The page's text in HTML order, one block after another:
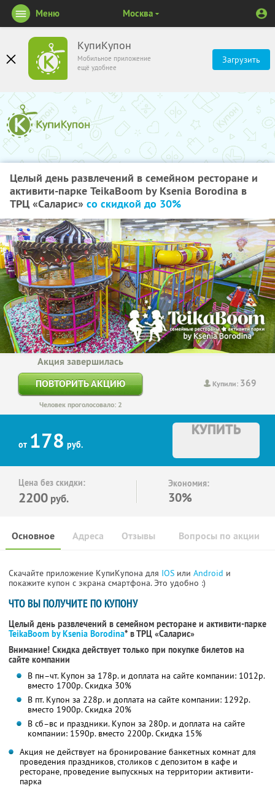
КупиКупон
Мобильное приложение
ещё удобнее
Загрузить
Меню Москва
Целый день развлечений в семейном ресторане и
активити-парке TeikaBoom by Ksenia Borodina в
ТРЦ «Саларис» со скидкой до 30%
Купили: 369
Акция завершилась
ПОВТОРИТЬ АКЦИЮ
Человек проголосовало: 2
от 178 руб.
КУПИТЬ
Цена без скидки:
2200 руб.
Экономия:
30%
Основное Отзывы Вопросы по акции
Адреса
Скачайте приложение КупиКупона для IOS или Android и
покажите купон с экрана смартфона. Это удобно :)
ЧТО ВЫ ПОЛУЧИТЕ ПО КУПОНУ
Целый день развлечений в семейном ресторане и активити-парке
TeikaBoom by Ksenia Borodina* в ТРЦ «Саларис»
Внимание! Скидка действует только при покупке билетов на
сайте компании
В пн–чт. Купон за 178р. и доплата на сайте компании: 1012р.
вместо 1700р.Скидка 30%
В пт. Купон за 228р. и доплата на сайте компании: 1292р.
вместо 1900р.Скидка 20%
В сб–вс и праздники. Купон за 280р. и доплата на сайте
компании: 1590р. вместо 2200р.Скидка 15%
Акция не действует на бронирование банкетных комнат для
проведения праздников, столиков с депозитом в кафе и
ресторане, проведение выпускных на территории активити-
парка